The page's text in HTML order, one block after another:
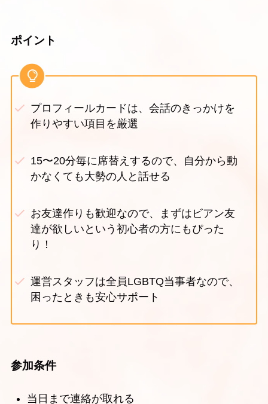
ポイント
プロフィールカードは、会話のきっかけを
作りやすい項目を厳選
15〜20分毎に席替えするので、自分から動
かなくても大勢の人と話せる
お友達作りも歓迎なので、まずはビアン友
達が欲しいという初心者の方にもぴった
り！
運営スタッフは全員LGBTQ当事者なので、
困ったときも安心サポート
参加条件
当日まで連絡が取れる